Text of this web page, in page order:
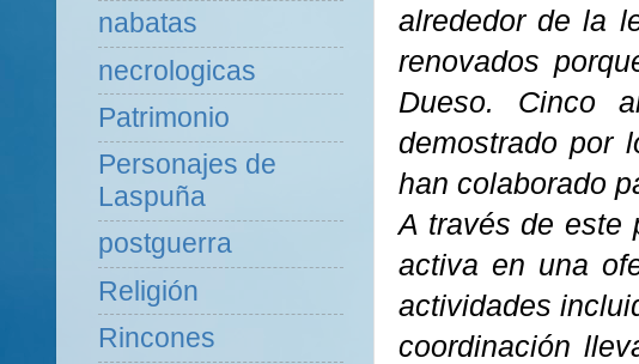
alrededor de la
renovados
Dueso. Cinco
demostrado por
han colaborado
A través de este
activa en una
actividades
coordinación
nabatas
necrologicas
Patrimonio
Personajes de
Laspuña
postguerra
Religión
Rincones